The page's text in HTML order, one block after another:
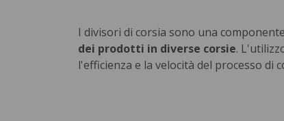
I divisori di corsia sono una
dei prodotti in diverse corsie.
l'efficienza e la velocità del processo di